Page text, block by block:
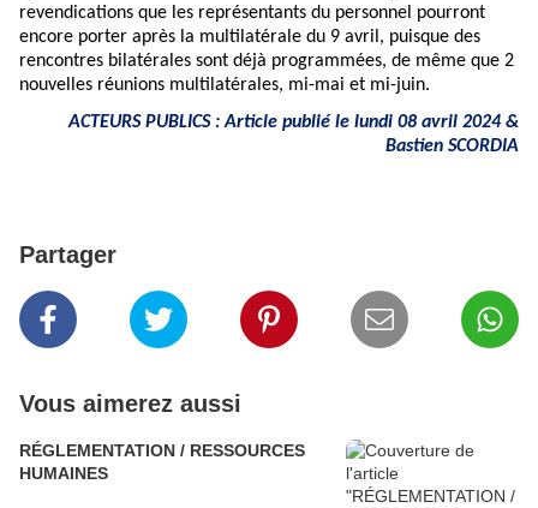
revendications que les représentants du personnel pourront
encore porter après la multilatérale du 9 avril, puisque des
rencontres bilatérales sont déjà programmées, de même que 2
nouvelles réunions multilatérales, mi-mai et mi-juin.
ACTEURS PUBLICS : Article publié le lundi 08 avril 2024 &
Bastien SCORDIA
Partager
Vous aimerez aussi
RÉGLEMENTATION / RESSOURCES
HUMAINES